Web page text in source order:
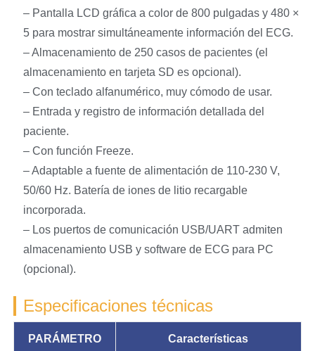
– Pantalla LCD gráfica a color de 800 pulgadas y 480 ×
5 para mostrar simultáneamente información del ECG.
– Almacenamiento de 250 casos de pacientes (el
almacenamiento en tarjeta SD es opcional).
– Con teclado alfanumérico, muy cómodo de usar.
– Entrada y registro de información detallada del
paciente.
– Con función Freeze.
– Adaptable a fuente de alimentación de 110-230 V,
50/60 Hz. Batería de iones de litio recargable
incorporada.
– Los puertos de comunicación USB/UART admiten
almacenamiento USB y software de ECG para PC
(opcional).
Especificaciones técnicas
PARÁMETRO Características